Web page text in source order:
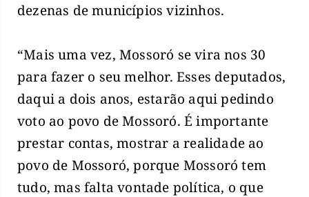
dezenas de municípios vizinhos.
“Mais uma vez, Mossoró se vira nos 30
para fazer o seu melhor. Esses deputados,
daqui a dois anos, estarão aqui pedindo
voto ao povo de Mossoró. É importante
prestar contas, mostrar a realidade ao
povo de Mossoró, porque Mossoró tem
tudo, mas falta vontade política, o que